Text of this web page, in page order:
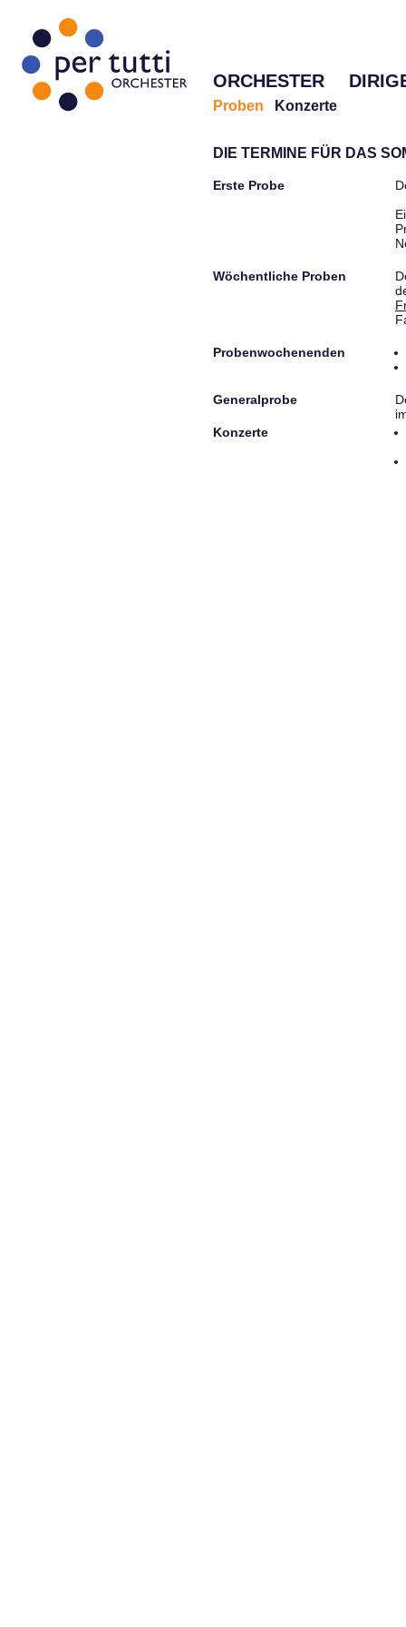
ORCHESTER
Proben Konzerte
DIE TERMINE FÜR DAS
Erste Probe
Wöchentliche Proben
Probenwochenenden
Generalprobe
Konzerte